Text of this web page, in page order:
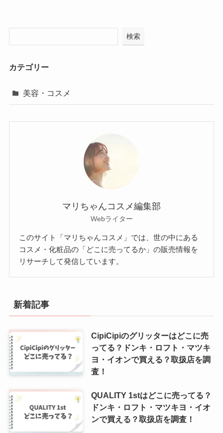
検索
カテゴリー
美容・コスメ
マリちゃんコスメ編集部
Webライター
このサイト「マリちゃんコスメ」では、世の中にある
コスメ・化粧品の「どこに売ってるか」の販売情報を
リサーチして発信しています。
新着記事
CipiCipiのグリッターはどこに売
ってる？ドンキ・ロフト・マツキ
ヨ・イオンで買える？取扱店を調
査！
QUALITY 1stはどこに売ってる？
ドンキ・ロフト・マツキヨ・イオ
ンで買える？取扱店を調査！